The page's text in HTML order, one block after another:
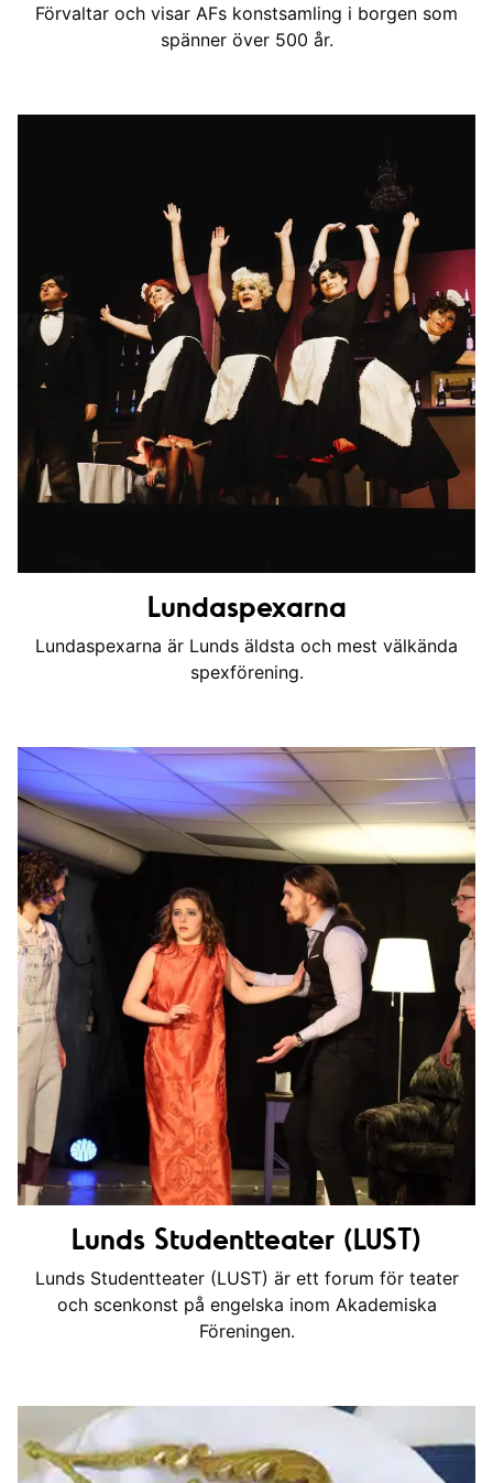
Förvaltar och visar AFs konstsamling i borgen som
spänner över 500 år.
Lundaspexarna
Lundaspexarna är Lunds äldsta och mest välkända
spexförening.
Lunds Studentteater (LUST)
Lunds Studentteater (LUST) är ett forum för teater
och scenkonst på engelska inom Akademiska
Föreningen.